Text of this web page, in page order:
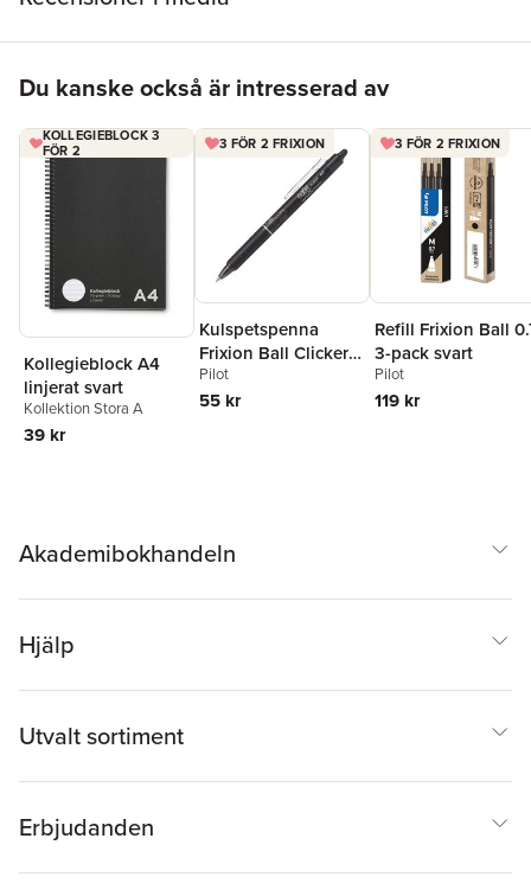
Du kanske också är intresserad av
KOLLEGIEBLOCK 3
FÖR 2
Kollegieblock A4
linjerat svart
Kollektion Stora A
39 kr
3 FÖR 2 FRIXION
Kulspetspenna
Frixion Ball Clicker
0.7 svart, raderbar
Pilot
55 kr
3 FÖR 2 FRIXION
Refill Frixion Ball
3-pack svart
Pilot
119 kr
Akademibokhandeln
Hjälp
Utvalt sortiment
Erbjudanden